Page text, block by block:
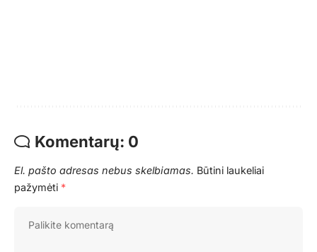
Komentarų: 0
El. pašto adresas nebus skelbiamas. Būtini laukeliai
pažymėti *